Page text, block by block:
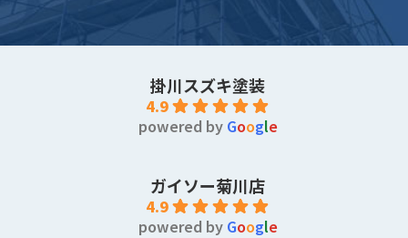
掛川スズキ塗装
4.9
powered by Google
ガイソー菊川店
4.9
powered by Google